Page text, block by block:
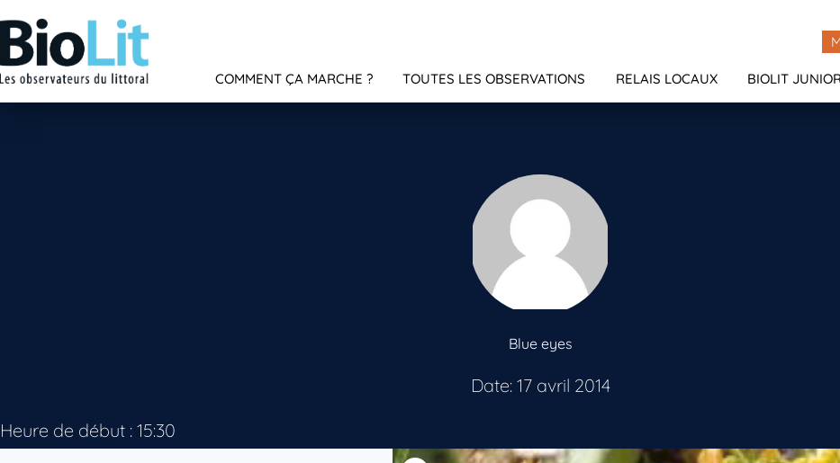
COMMENT ÇA MARCHE ? TOUTES LES OBSERVATIONS RELAIS LOCAUX BIOLIT
Blue eyes
Date: 17 avril 2014
Heure de début : 15:30